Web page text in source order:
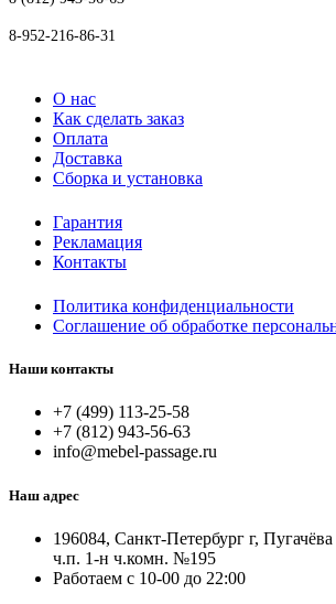
8-952-216-86-31
О нас
Как сделать заказ
Оплата
Доставка
Сборка и установка
Гарантия
Рекламация
Контакты
Политика конфиденциальности
Соглашение об обработке
Наши контакты
+7 (499) 113-25-58
+7 (812) 943-56-63
info@mebel-passage.ru
Наш адрес
196084, Санкт-Петербург г,
ч.п. 1-н ч.комн. №195
Работаем с 10-00 до 22:00